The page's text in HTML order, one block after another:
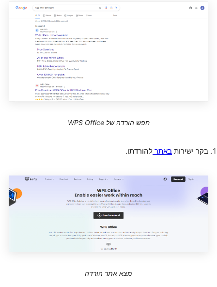
חפש הורדה של WPS Office
בקר ישירות באתר להורדתו.
מצא אתר הורדה